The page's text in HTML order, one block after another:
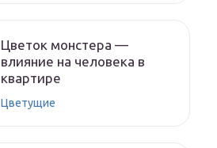
Цветок монстера —
влияние на человека в
квартире
Цветущие